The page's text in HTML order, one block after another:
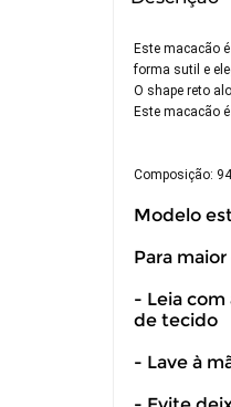
Este macacão
forma sutil e
O shape reto
Este macacão
Composição:
Modelo
Para
- Leia
de tecido
- Lave à